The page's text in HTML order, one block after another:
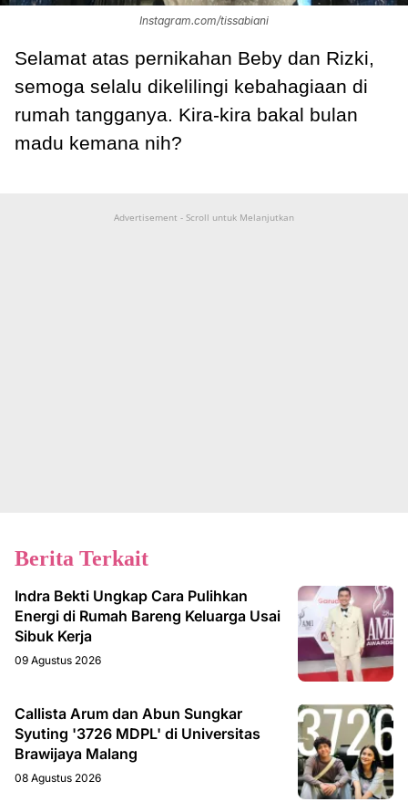
Instagram.com/tissabiani
Selamat atas pernikahan Beby dan Rizki,
semoga selalu dikelilingi kebahagiaan di
rumah tangganya. Kira-kira bakal bulan
madu kemana nih?
Advertisement - Scroll untuk Melanjutkan
Berita Terkait
Indra Bekti Ungkap Cara Pulihkan
Energi di Rumah Bareng Keluarga Usai
Sibuk Kerja
09 Agustus 2026
Callista Arum dan Abun Sungkar
Syuting '3726 MDPL' di Universitas
Brawijaya Malang
08 Agustus 2026